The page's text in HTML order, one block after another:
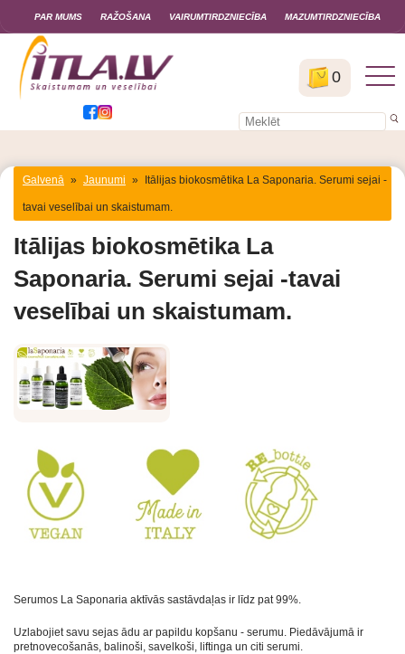
0
PAR MUMS RAŽOŠANA VAIRUMTIRDZNIECĪBA MAZUMTIRDZNIECĪBA
Galvenā » Jaunumi » Itālijas biokosmētika La Saponaria. Serumi sejai -
tavai veselībai un skaistumam.
Itālijas biokosmētika La
Saponaria. Serumi sejai -tavai
veselībai un skaistumam.
Serumos La Saponaria aktīvās sastāvdaļas ir līdz pat 99%.
Uzlabojiet savu sejas ādu ar papildu kopšanu - serumu . Piedāvājumā ir
pretnovecošanās, balinoši, savelkoši, liftinga un citi serumi